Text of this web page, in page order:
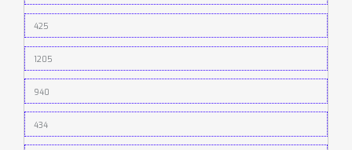
425
1205
940
434